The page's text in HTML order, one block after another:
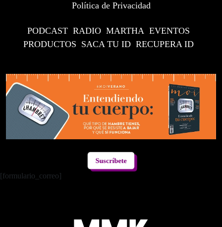
Política de Privacidad
PODCAST RADIO MARTHA EVENTOS
PRODUCTOS SACA TU ID RECUPERA ID
Suscríbete
[formulario_correo]